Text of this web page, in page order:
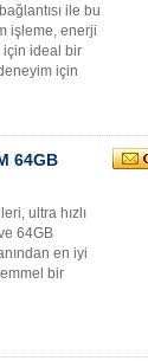
ile bu
işleme, enerji
için ideal bir
için
64GB
ultra hızlı
64GB
en iyi
bir